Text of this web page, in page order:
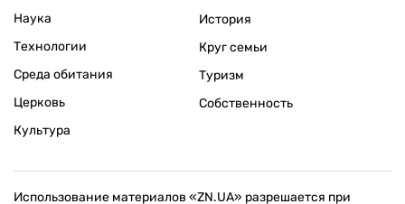
Наука
Технологии
Среда обитания
Церковь
Культура
История
Круг семьи
Туризм
Собственность
Использование материалов «ZN.UA» разрешается при